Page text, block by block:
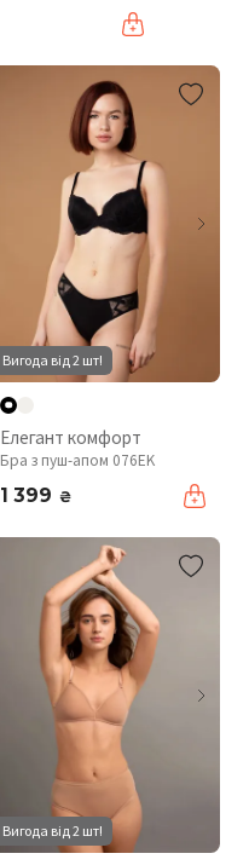
Вигода від 2 шт!
Елегант комфорт
Бра з пуш-апом 076EK
1 399 ₴
Вигода від 2 шт!